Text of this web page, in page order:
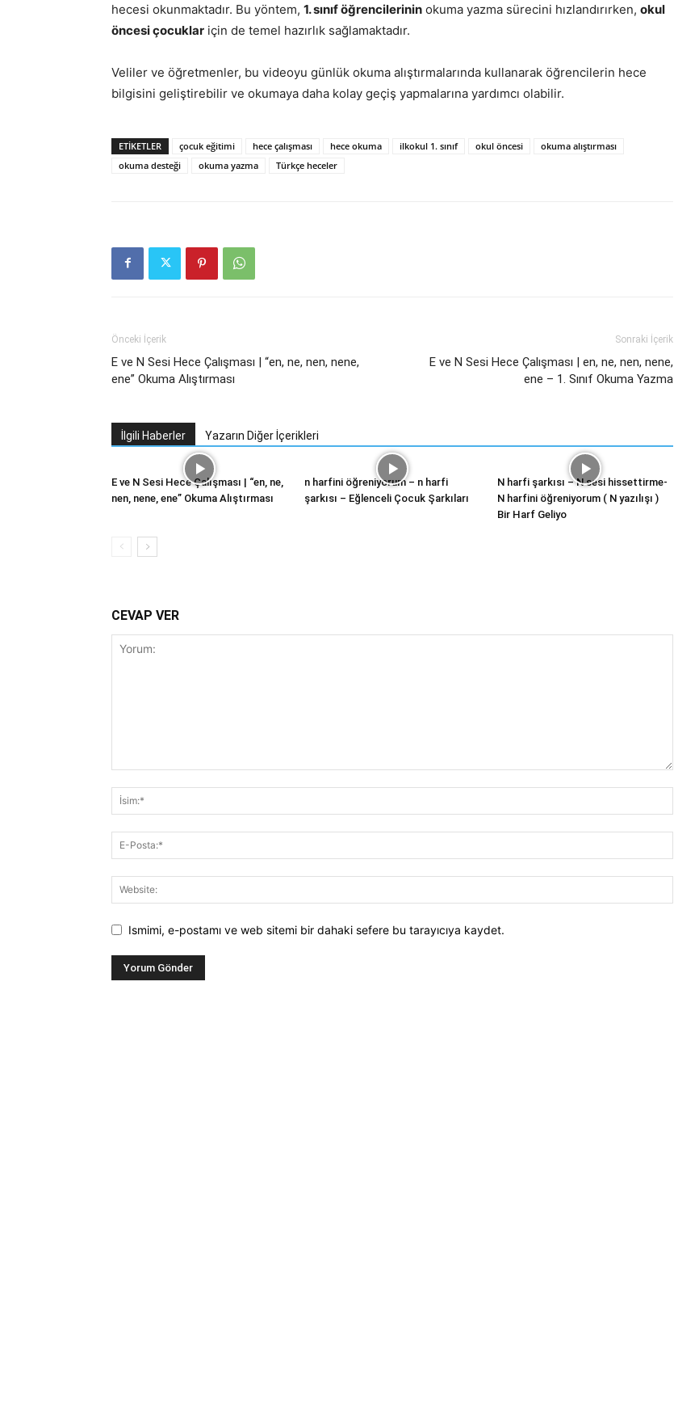
hecesi okunmaktadır. Bu yöntem, 1. sınıf öğrencilerinin okuma yazma sürecini hızlandırırken, okul
öncesi çocuklar için de temel hazırlık sağlamaktadır.
Veliler ve öğretmenler, bu videoyu günlük okuma alıştırmalarında kullanarak öğrencilerin hece
bilgisini geliştirebilir ve okumaya daha kolay geçiş yapmalarına yardımcı olabilir.
ETİKETLER çocuk eğitimi hece çalışması hece okuma ilkokul 1. sınıf okul öncesi
okuma alıştırması
okuma desteği
okuma yazma Türkçe heceler
Önceki İçerik
E ve N Sesi Hece Çalışması | “en, ne, nen, nene,
ene” Okuma Alıştırması
Sonraki İçerik
E ve N Sesi Hece Çalışması | en, ne, nen, nene,
ene – 1. Sınıf Okuma Yazma
İlgili Haberler Yazarın Diğer İçerikleri
E ve N Sesi Hece Çalışması | “en, ne,
nen, nene, ene” Okuma Alıştırması
n harfini öğreniyorum – n harfi
şarkısı – Eğlenceli Çocuk Şarkıları
N harfi şarkısı – N sesi hissettirme-
N harfini öğreniyorum ( N yazılışı )
Bir Harf Geliyo
CEVAP VER
Ismimi, e-postamı ve web sitemi bir dahaki sefere bu tarayıcıya kaydet.